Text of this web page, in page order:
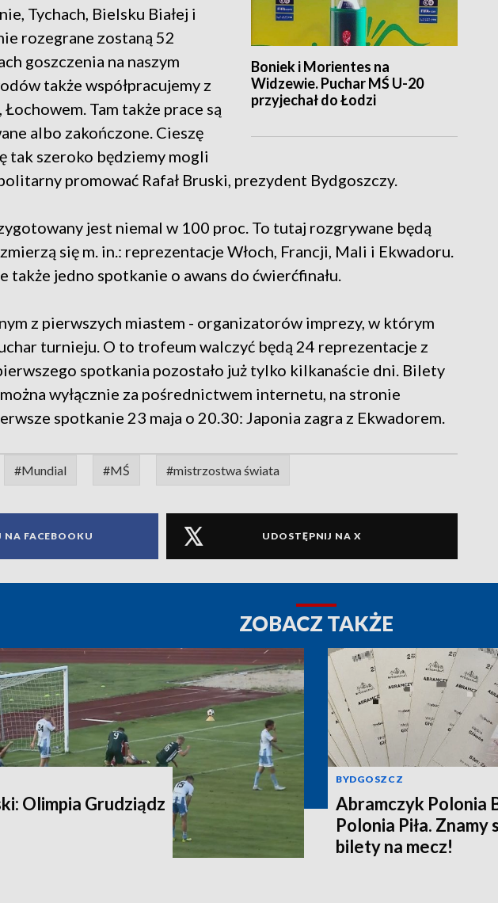
Boniek i Morientes na
Widzewie. Puchar MŚ U-20
przyjechał do Łodzi
Tychach, Bielsku Białej i
rozegrane zostaną 52
goszczenia na naszym
także współpracujemy z
Tam także prace są
albo zakończone. Cieszę
tak szeroko będziemy mogli
promować Rafał Bruski, prezydent Bydgoszczy.
jest niemal w 100 proc. To tutaj rozgrywane będą
się m. in.: reprezentacje Włoch, Francji, Mali i Ekwadoru.
także jedno spotkanie o awans do ćwierćfinału.
z pierwszych miastem - organizatorów imprezy, w którym
turnieju. O to trofeum walczyć będą 24 reprezentacje z
spotkania pozostało już tylko kilkanaście dni. Bilety
wyłącznie za pośrednictwem internetu, na stronie
spotkanie 23 maja o 20.30: Japonia zagra z Ekwadorem.
#Mundial #MŚ #mistrzostwa świata
NA FACEBOOKU UDOSTĘPNIJ NA X
ZOBACZ TAKŻE
Olimpia Grudziądz
BYDGOSZCZ
Abramczyk Polonia
Polonia Piła. Znamy
bilety na mecz!